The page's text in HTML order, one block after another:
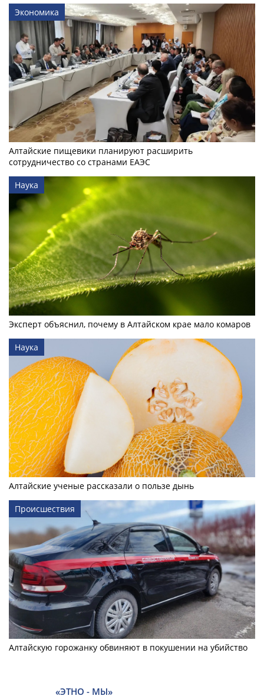
Экономика
Алтайские пищевики планируют расширить
сотрудничество со странами ЕАЭС
Наука
Эксперт объяснил, почему в Алтайском крае мало комаров
Наука
Алтайские ученые рассказали о пользе дынь
Происшествия
Алтайскую горожанку обвиняют в покушении на убийство
«ЭТНО - МЫ»